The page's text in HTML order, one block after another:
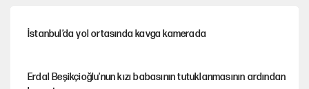
İstanbul’da yol ortasında kavga kamerada
Erdal Beşikçioğlu'nun kızı babasının tutuklanmasının ardından